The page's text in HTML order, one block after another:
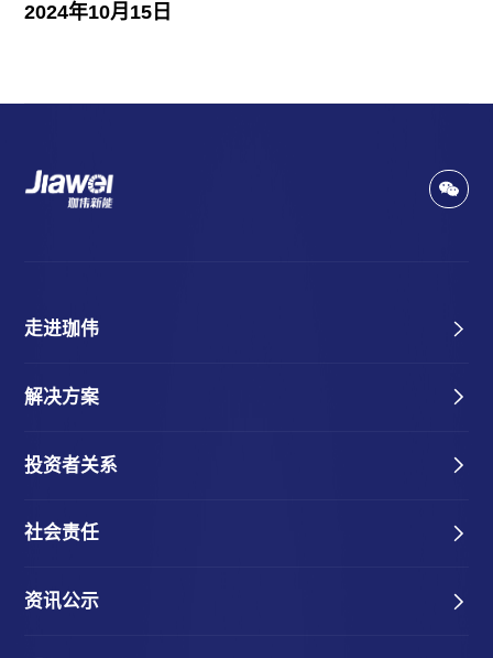
2024年10月15日
走进珈伟
解决方案
投资者关系
社会责任
资讯公示